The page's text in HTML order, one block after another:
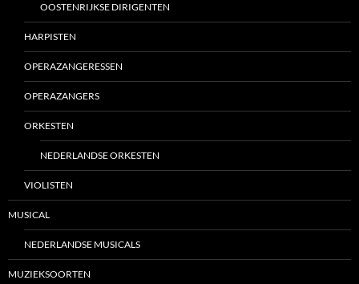
OOSTENRIJKSE DIRIGENTEN
HARPISTEN
OPERAZANGERESSEN
OPERAZANGERS
ORKESTEN
NEDERLANDSE ORKESTEN
VIOLISTEN
MUSICAL
NEDERLANDSE MUSICALS
MUZIEKSOORTEN